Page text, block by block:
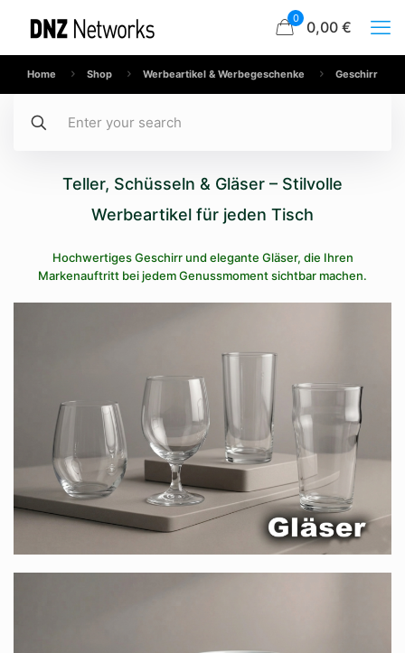
0 0,00 €
Home Shop Werbeartikel & Werbegeschenke Geschirr
Teller, Schüsseln & Gläser – Stilvolle
Werbeartikel für jeden Tisch
Hochwertiges Geschirr und elegante Gläser, die Ihren
Markenauftritt bei jedem Genussmoment sichtbar machen.